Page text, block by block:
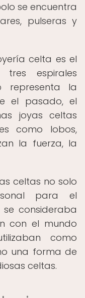
se encuentra
pulseras y
celta es el
espirales
representa la
el pasado, el
joyas celtas
como lobos,
la fuerza, la
celtas no solo
para el
consideraba
con el mundo
como
una forma de
celtas.